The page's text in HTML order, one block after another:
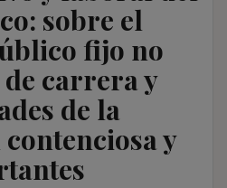
sobre el
fijo no
carrera y
de la
y